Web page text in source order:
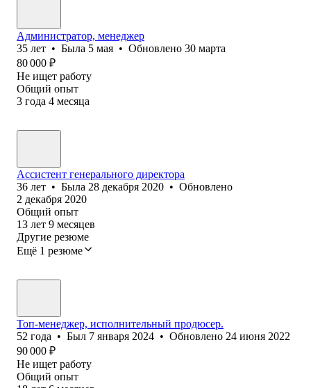
Администратор, менеджер
35 лет • Была 5 мая • Обновлено 30 марта
80 000 ₽
Не ищет работу
Общий опыт
3 года 4 месяца
Ассистент генерального директора
36 лет • Была 28 декабря 2020 • Обновлено
2 декабря 2020
Общий опыт
13 лет 9 месяцев
Другие резюме
Ещё 1 резюме
Топ-менеджер, исполнительный продюсер.
52 года • Был 7 января 2024 • Обновлено 24 июня 2022
90 000 ₽
Не ищет работу
Общий опыт